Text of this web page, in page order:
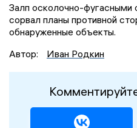
Залп осколочно-фугасными
сорвал планы противной
обнаруженные объекты.
Автор:
Иван Родкин